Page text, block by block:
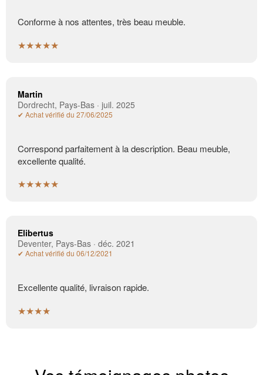
Conforme à nos attentes, très beau meuble.
★★★★★
Martin
Dordrecht, Pays-Bas · juil. 2025
✔ Achat vérifié du 27/06/2025
Correspond parfaitement à la description. Beau meuble,
excellente qualité.
★★★★★
Elibertus
Deventer, Pays-Bas · déc. 2021
✔ Achat vérifié du 06/12/2021
Excellente qualité, livraison rapide.
★★★★